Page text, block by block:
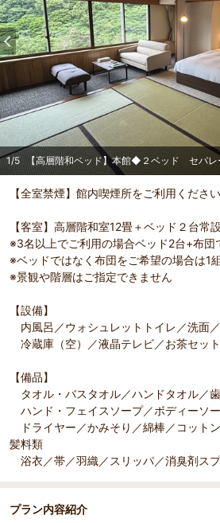
1/5 【高層階和ベッド】本館◆２ベッド セパレ
【全室禁煙】館内喫煙所をご利用ください
【客室】高層階和室12畳＋ベッド２台常
※3名以上でご利用の場合ベッド2台+布団
※ベッドではなく布団をご希望の場合は
※景観や階層はご指定できません
【設備】
内風呂／ウォシュレットトイレ／洗面
冷蔵庫（空）／液晶テレビ／お茶セッ
【備品】
タオル・バスタオル／ハンドタオル／
ハンド・フェイスソープ／ボディーソ
ドライヤー／かみそり／綿棒／コット
髪料類
浴衣／帯／羽織／スリッパ／消臭剤ス
プラン内容紹介
Pr
evi
ou
s
ス・ 【高層階和ベッド】本館◆２ベッド
トイレ付